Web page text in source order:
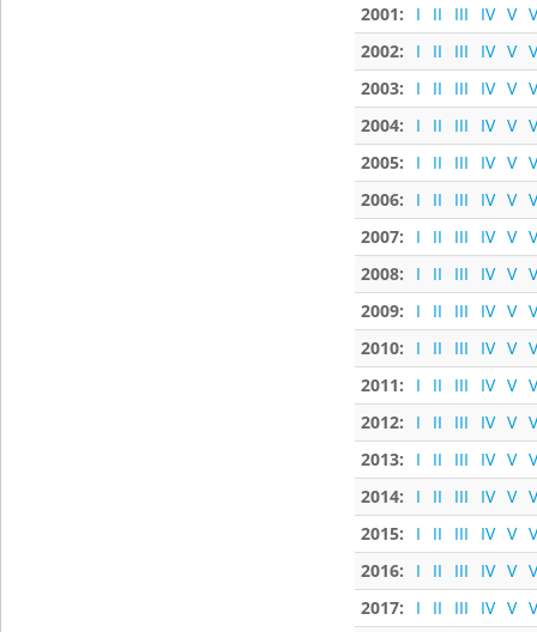
2001:
I II III IV V
2002:
I II III IV V
2003:
I II III IV V
2004:
I II III IV V
2005:
I II III IV V
2006:
I II III IV V
2007:
I II III IV V
2008:
I II III IV V
2009:
I II III IV V
2010:
I II III IV V
2011:
I II III IV V
2012:
I II III IV V
2013:
I II III IV V
2014:
I II III IV V
2015:
I II III IV V
2016:
I II III IV V
2017:
I II III IV V